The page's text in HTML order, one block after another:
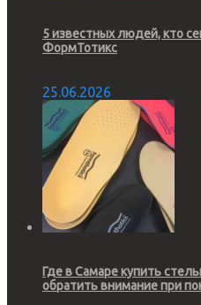
5 известных людей, кто
ФормТотикс
25.06.2026
Где в Самаре купить
обратить внимание при